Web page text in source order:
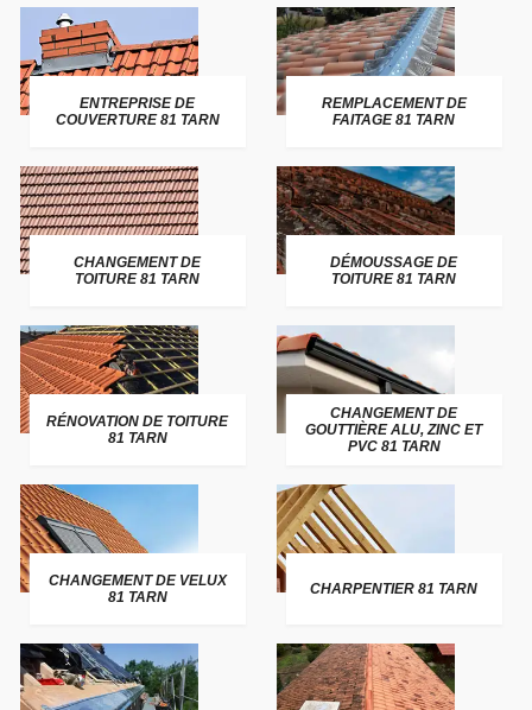
ENTREPRISE DE
COUVERTURE 81 TARN
REMPLACEMENT DE
FAITAGE 81 TARN
CHANGEMENT DE
TOITURE 81 TARN
DÉMOUSSAGE DE
TOITURE 81 TARN
RÉNOVATION DE TOITURE
81 TARN
CHANGEMENT DE
GOUTTIÈRE ALU, ZINC ET
PVC 81 TARN
CHANGEMENT DE VELUX
81 TARN
CHARPENTIER 81 TARN